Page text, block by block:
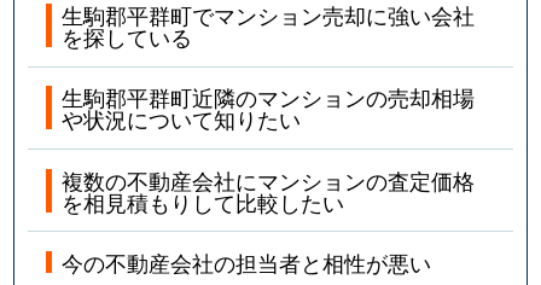
生駒郡平群町でマンション売却に強い会社
を探している
生駒郡平群町近隣のマンションの売却相場
や状況について知りたい
複数の不動産会社にマンションの査定価格
を相見積もりして比較したい
今の不動産会社の担当者と相性が悪い